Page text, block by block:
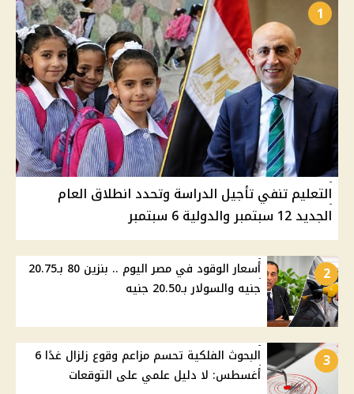
1
التعليم تنفي تأجيل الدراسة وتحدد انطلاق العام
الجديد 12 سبتمبر والدولية 6 سبتمبر
2
أسعار الوقود في مصر اليوم .. بنزين 80 بـ20.75
جنيه والسولار بـ20.50 جنيه
3
البحوث الفلكية تحسم مزاعم وقوع زلزال غدًا 6
أغسطس: لا دليل علمي على التوقعات